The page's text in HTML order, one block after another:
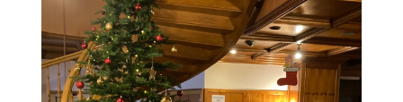
AKS Intern